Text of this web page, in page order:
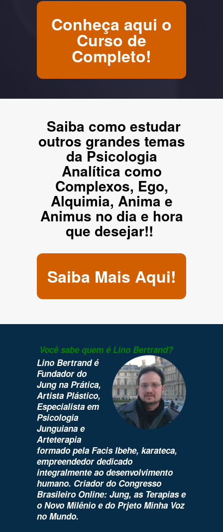
Conheça aqui o
Curso de
Completo!
Saiba como estudar
outros grandes temas
da Psicologia
Analítica como
Complexos, Ego,
Alquimia, Anima e
Animus no dia e hora
que desejar!!
Saiba Mais Aqui!
Você sabe quem é Lino Bertrand?
Lino Bertrand é
Fundador do
Jung na Prática,
Artista Plástico,
Especialista em
Psicologia
Junguiana e
Arteterapia
formado pela Facis Ibehe, karateca,
empreendedor dedicado
integralmente ao desenvolvimento
humano. Criador do Congresso
Brasileiro Online: Jung, as Terapias e
o Novo Milênio e do Prjeto Minha Voz
no Mundo.